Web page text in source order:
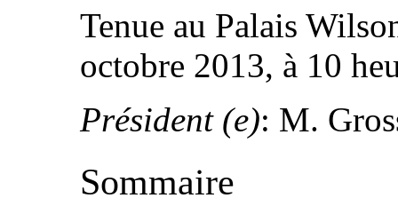
Tenue au Palais
octobre 2013, à 10
Président (e): M.
Sommaire